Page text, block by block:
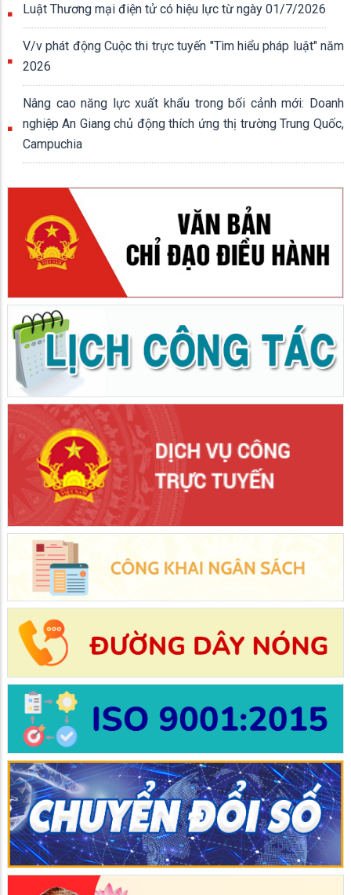
Luật Thương mại điện tử có hiệu lực từ ngày 01/7/2026
V/v phát động Cuộc thi trực tuyến "Tìm hiểu pháp luật" năm
2026
Nâng cao năng lực xuất khẩu trong bối cảnh mới: Doanh
nghiệp An Giang chủ động thích ứng thị trường Trung Quốc,
Campuchia